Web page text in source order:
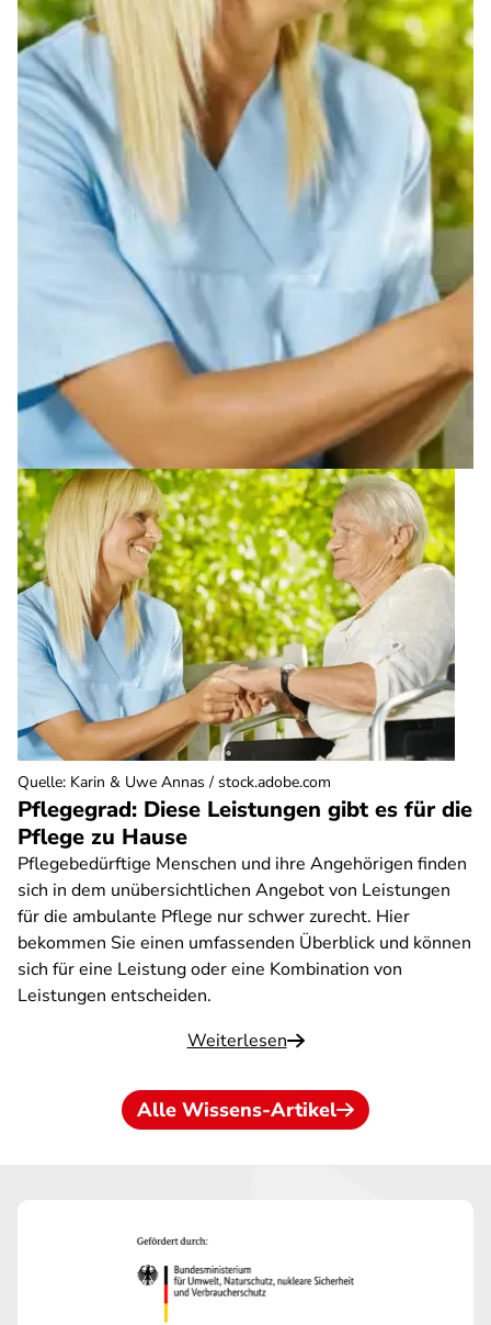
Pflegegrad: Diese Leistungen gibt es für die
Pflege zu Hause
Pflegebedürftige Menschen und ihre Angehörigen finden
sich in dem unübersichtlichen Angebot von Leistungen
für die ambulante Pflege nur schwer zurecht. Hier
bekommen Sie einen umfassenden Überblick und können
sich für eine Leistung oder eine Kombination von
Leistungen entscheiden.
Weiterlesen
Quelle: Karin & Uwe Annas / stock.adobe.com
Alle Wissens-Artikel